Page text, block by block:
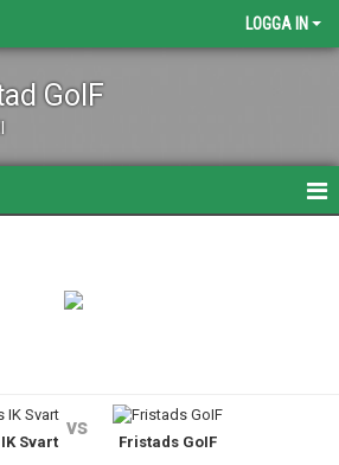
LOGGA IN
GoIF
Svart
vs
Fristads GoIF